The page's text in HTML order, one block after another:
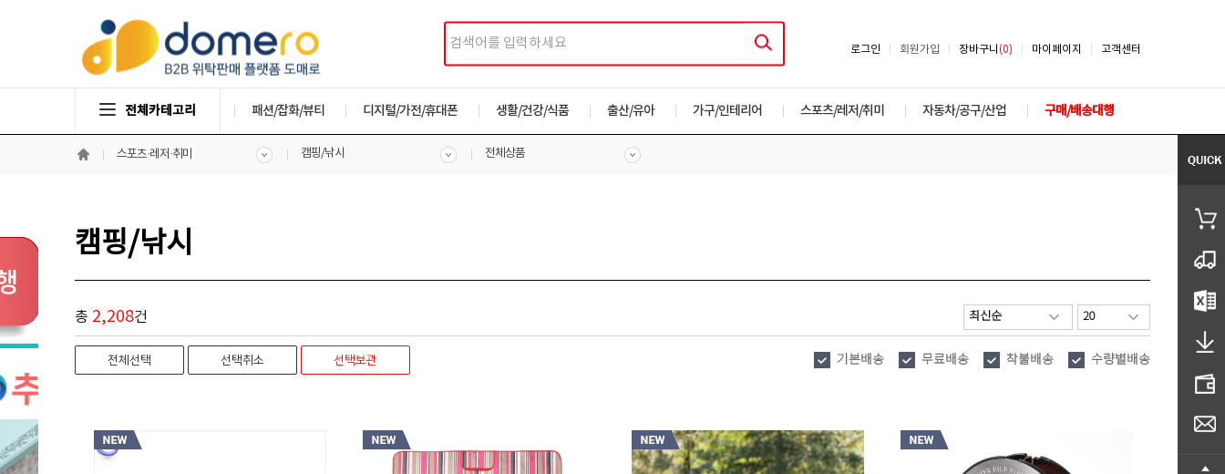
고객센터
마이페이지
장바구니 (0)
회원가입
로그인
전체카테고리 패션/잡화/뷰티 디지털/가전/휴대폰 생활/건강/식품 출산/유아 가구/인테리어 스포츠/레저/취미 자동차/공구/산업 구매/배송대행
스포츠·레저·취미 캠핑/낚시 전체상품
캠핑/낚시
총 2,208건
기본배송 무료배송 착불배송 수량별배송